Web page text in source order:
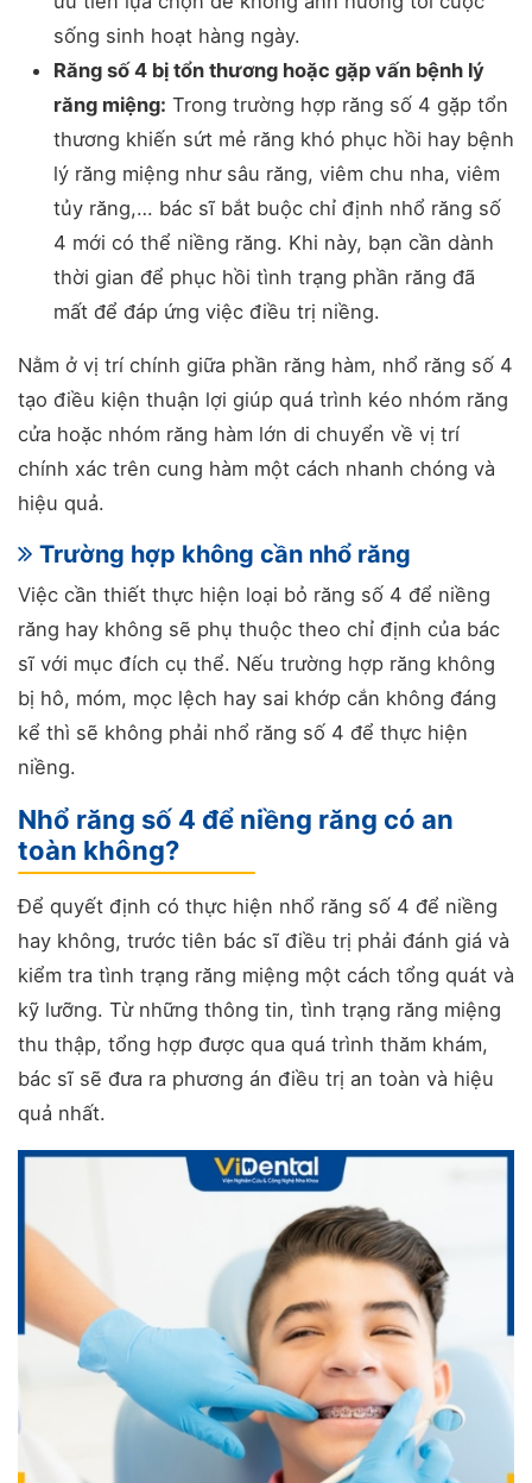
sống sinh hoạt hàng ngày.
Răng số 4 bị tổn thương hoặc gặp vấn bệnh lý
răng miệng: Trong trường hợp răng số 4 gặp tổn
thương khiến sứt mẻ răng khó phục hồi hay bệnh
lý răng miệng như sâu răng, viêm chu nha, viêm
tủy răng,… bác sĩ bắt buộc chỉ định nhổ răng số
4 mới có thể niềng răng. Khi này, bạn cần dành
thời gian để phục hồi tình trạng phần răng đã
mất để đáp ứng việc điều trị niềng.
Nằm ở vị trí chính giữa phần răng hàm, nhổ răng số 4
tạo điều kiện thuận lợi giúp quá trình kéo nhóm răng
cửa hoặc nhóm răng hàm lớn di chuyển về vị trí
chính xác trên cung hàm một cách nhanh chóng và
hiệu quả.
Trường hợp không cần nhổ răng
Việc cần thiết thực hiện loại bỏ răng số 4 để niềng
răng hay không sẽ phụ thuộc theo chỉ định của bác
sĩ với mục đích cụ thể. Nếu trường hợp răng không
bị hô, móm, mọc lệch hay sai khớp cắn không đáng
kể thì sẽ không phải nhổ răng số 4 để thực hiện
niềng.
Nhổ răng số 4 để niềng răng có an
toàn không?
Để quyết định có thực hiện nhổ răng số 4 để niềng
hay không, trước tiên bác sĩ điều trị phải đánh giá và
kiểm tra tình trạng răng miệng một cách tổng quát và
kỹ lưỡng. Từ những thông tin, tình trạng răng miệng
thu thập, tổng hợp được qua quá trình thăm khám,
bác sĩ sẽ đưa ra phương án điều trị an toàn và hiệu
quả nhất.